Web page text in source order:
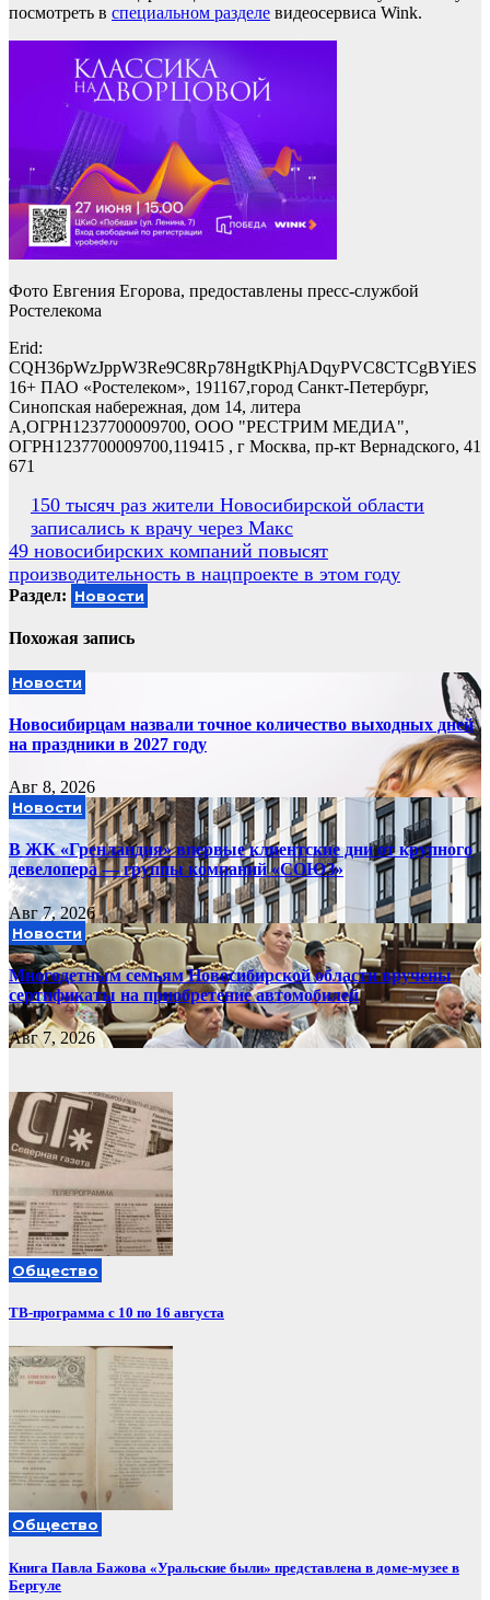
посмотреть в специальном разделе видеосервиса Wink.
Фото Евгения Егорова, предоставлены пресс-службой
Ростелекома
Erid:
CQH36pWzJppW3Re9C8Rp78HgtKPhjADqyPVC8CTCgBYiES
16+ ПАО «Ростелеком», 191167,город Санкт-Петербург,
Синопская набережная, дом 14, литера
А,ОГРН1237700009700, ООО "РЕСТРИМ МЕДИА",
ОГРН1237700009700,119415 , г Москва, пр-кт Вернадского, 41
671
Навигация
по
записям
150 тысяч раз жители Новосибирской области
записались к врачу через Макс
49 новосибирских компаний повысят
производительность в нацпроекте в этом году
Раздел: Новости
Похожая запись
Новости
Новосибирцам назвали точное количество выходных дней
на праздники в 2027 году
Авг 8, 2026
Новости
В ЖК «Гренландия» впервые клиентские дни от крупного
девелопера — группы компаний «СОЮЗ»
Авг 7, 2026
Новости
Многодетным семьям Новосибирской области вручены
сертификаты на приобретение автомобилей
Авг 7, 2026
Общество
ТВ-программа с 10 по 16 августа
Общество
Книга Павла Бажова «Уральские были» представлена в доме-музее в
Бергуле